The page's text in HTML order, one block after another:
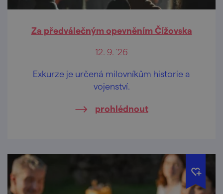
Za předválečným opevněním Čížovska
12. 9. '26
Exkurze je určená milovníkům historie a
vojenství.
prohlédnout